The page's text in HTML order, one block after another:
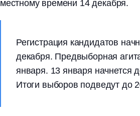
местному времени 14 декабря.
Регистрация кандидатов
декабря. Предвыборная
января. 13 января начнется
Итоги выборов подведут до